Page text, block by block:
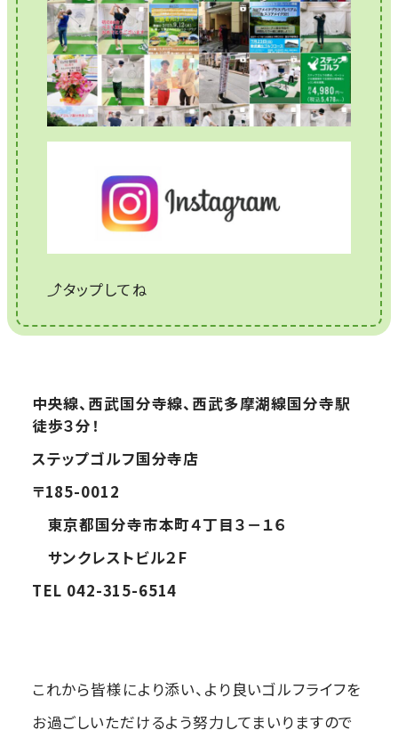
⤴タップしてね
中央線、西武国分寺線、西武多摩湖線国分寺駅
徒歩３分！
ステップゴルフ国分寺店
〒185-0012
東京都国分寺市本町４丁目３－１６
サンクレストビル２F
TEL 042-315-6514
これから皆様により添い、より良いゴルフライフを
お過ごしいただけるよう努力してまいりますので